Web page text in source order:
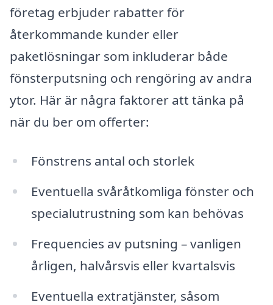
företag erbjuder rabatter för
återkommande kunder eller
paketlösningar som inkluderar både
fönsterputsning och rengöring av andra
ytor. Här är några faktorer att tänka på
när du ber om offerter:
Fönstrens antal och storlek
Eventuella svåråtkomliga fönster och
specialutrustning som kan behövas
Frequencies av putsning – vanligen
årligen, halvårsvis eller kvartalsvis
Eventuella extratjänster, såsom